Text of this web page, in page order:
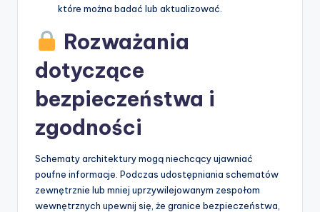
które można badać lub aktualizować.
Rozważania
dotyczące
bezpieczeństwa i
zgodności
Schematy architektury mogą niechcący ujawniać
poufne informacje. Podczas udostępniania schematów
zewnętrznie lub mniej uprzywilejowanym zespołom
wewnętrznych upewnij się, że granice bezpieczeństwa,